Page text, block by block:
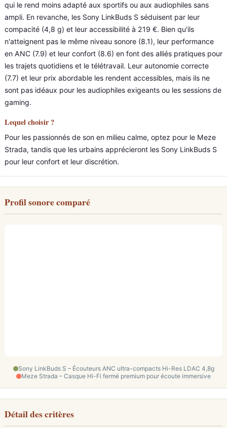
qui le rend moins adapté aux sportifs ou aux audiophiles sans
ampli. En revanche, les Sony LinkBuds S séduisent par leur
compacité (4,8 g) et leur accessibilité à 219 €. Bien qu'ils
n'atteignent pas le même niveau sonore (8.1), leur performance
en ANC (7.9) et leur confort (8.6) en font des alliés pratiques pour
les trajets quotidiens et le télétravail. Leur autonomie correcte
(7.7) et leur prix abordable les rendent accessibles, mais ils ne
sont pas idéaux pour les audiophiles exigeants ou les sessions de
gaming.
Lequel choisir ?
Pour les passionnés de son en milieu calme, optez pour le Meze
Strada, tandis que les urbains apprécieront les Sony LinkBuds S
pour leur confort et leur discrétion.
Profil sonore comparé
Sony LinkBuds S – Écouteurs ANC ultra-compacts Hi-Res LDAC 4,8g
Meze Strada – Casque Hi-Fi fermé premium pour écoute immersive
Détail des critères